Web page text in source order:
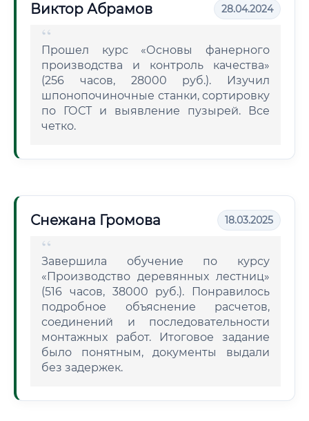
Виктор Абрамов 28.04.2024
Прошел курс «Основы фанерного
производства и контроль качества»
(256 часов, 28000 руб.). Изучил
шпонопочиночные станки, сортировку
по ГОСТ и выявление пузырей. Все
четко.
Снежана Громова 18.03.2025
Завершила обучение по курсу
«Производство деревянных лестниц»
(516 часов, 38000 руб.). Понравилось
подробное объяснение расчетов,
соединений и последовательности
монтажных работ. Итоговое задание
было понятным, документы выдали
без задержек.